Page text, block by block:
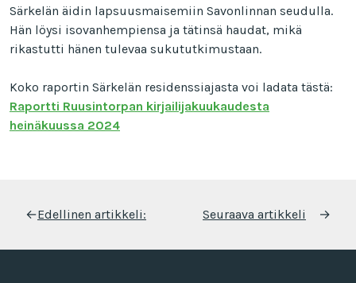
Särkelän äidin lapsuusmaisemiin Savonlinnan seudulla.
Hän löysi isovanhempiensa ja tätinsä haudat, mikä
rikastutti hänen tulevaa sukututkimustaan.
Koko raportin Särkelän residenssiajasta voi ladata tästä:
Raportti Ruusintorpan kirjailijakuukaudesta
heinäkuussa 2024
Artikkelien
selaus
←Edellinen artikkeli: →
Seuraava artikkeli